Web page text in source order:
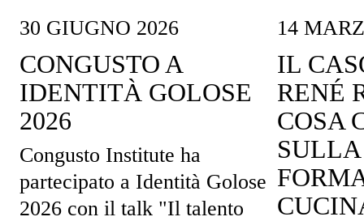
30 GIUGNO 2026
CONGUSTO A
IDENTITÀ GOLOSE
2026
Congusto Institute ha
partecipato a Identità Golose
2026 con il talk "Il talento
14
IL
RENÉ
COSA
SULLA